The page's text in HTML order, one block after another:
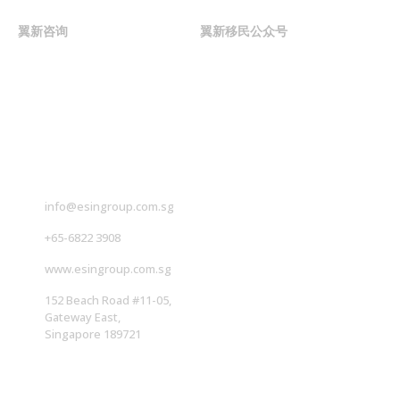
翼新咨询 翼新移民公众号
info@esingroup.com.sg
+65-6822 3908
www.esingroup.com.sg
152 Beach Road #11-05,
Gateway East,
Singapore 189721